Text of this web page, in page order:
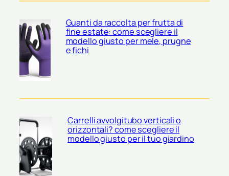
Guanti da raccolta per frutta di
fine estate: come scegliere il
modello giusto per mele, prugne
e fichi
Carrelli avvolgitubo verticali o
orizzontali? come scegliere il
modello giusto per il tuo giardino